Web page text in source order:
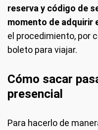
reserva y código de
momento de adquirir
el procedimiento, por
boleto para viajar.
Cómo sacar
presencial
Para hacerlo de